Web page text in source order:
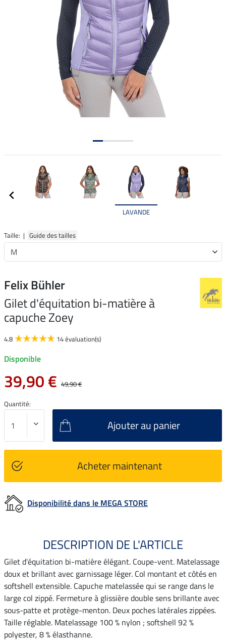
LAVANDE
Taille: | Guide des tailles
Felix Bühler
Gilet d'équitation bi-matière à
capuche Zoey
4.8 14 évaluation(s)
Disponible
39,90 € 49,90 €
Quantité:
Ajouter au panier
Acheter maintenant
Disponibilité dans le MEGA STORE
DESCRIPTION DE L'ARTICLE
Gilet d'équitation bi-matière élégant. Coupe-vent. Matelassage
doux et brillant avec garnissage léger. Col montant et côtés en
softshell extensible. Capuche matelassée qui se range dans le
large col zippé. Fermeture à glissière double sens brillante avec
sous-patte et protège-menton. Deux poches latérales zippées.
Taille réglable. Matelassage 100 % nylon ; softshell 92 %
polyester, 8 % élasthanne.